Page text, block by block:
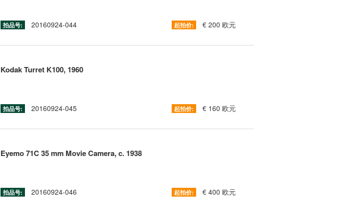
拍品号: 20160924-044 起拍价: € 200 欧元
Kodak Turret K100, 1960
拍品号: 20160924-045 起拍价: € 160 欧元
Eyemo 71C 35 mm Movie Camera, c. 1938
拍品号: 20160924-046 起拍价: € 400 欧元